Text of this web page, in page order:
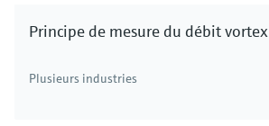
Principe de mesure du débit vortex
Plusieurs industries